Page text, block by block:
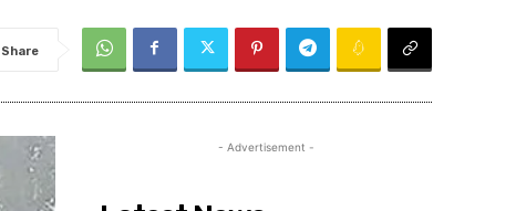
Share
- Advertisement -